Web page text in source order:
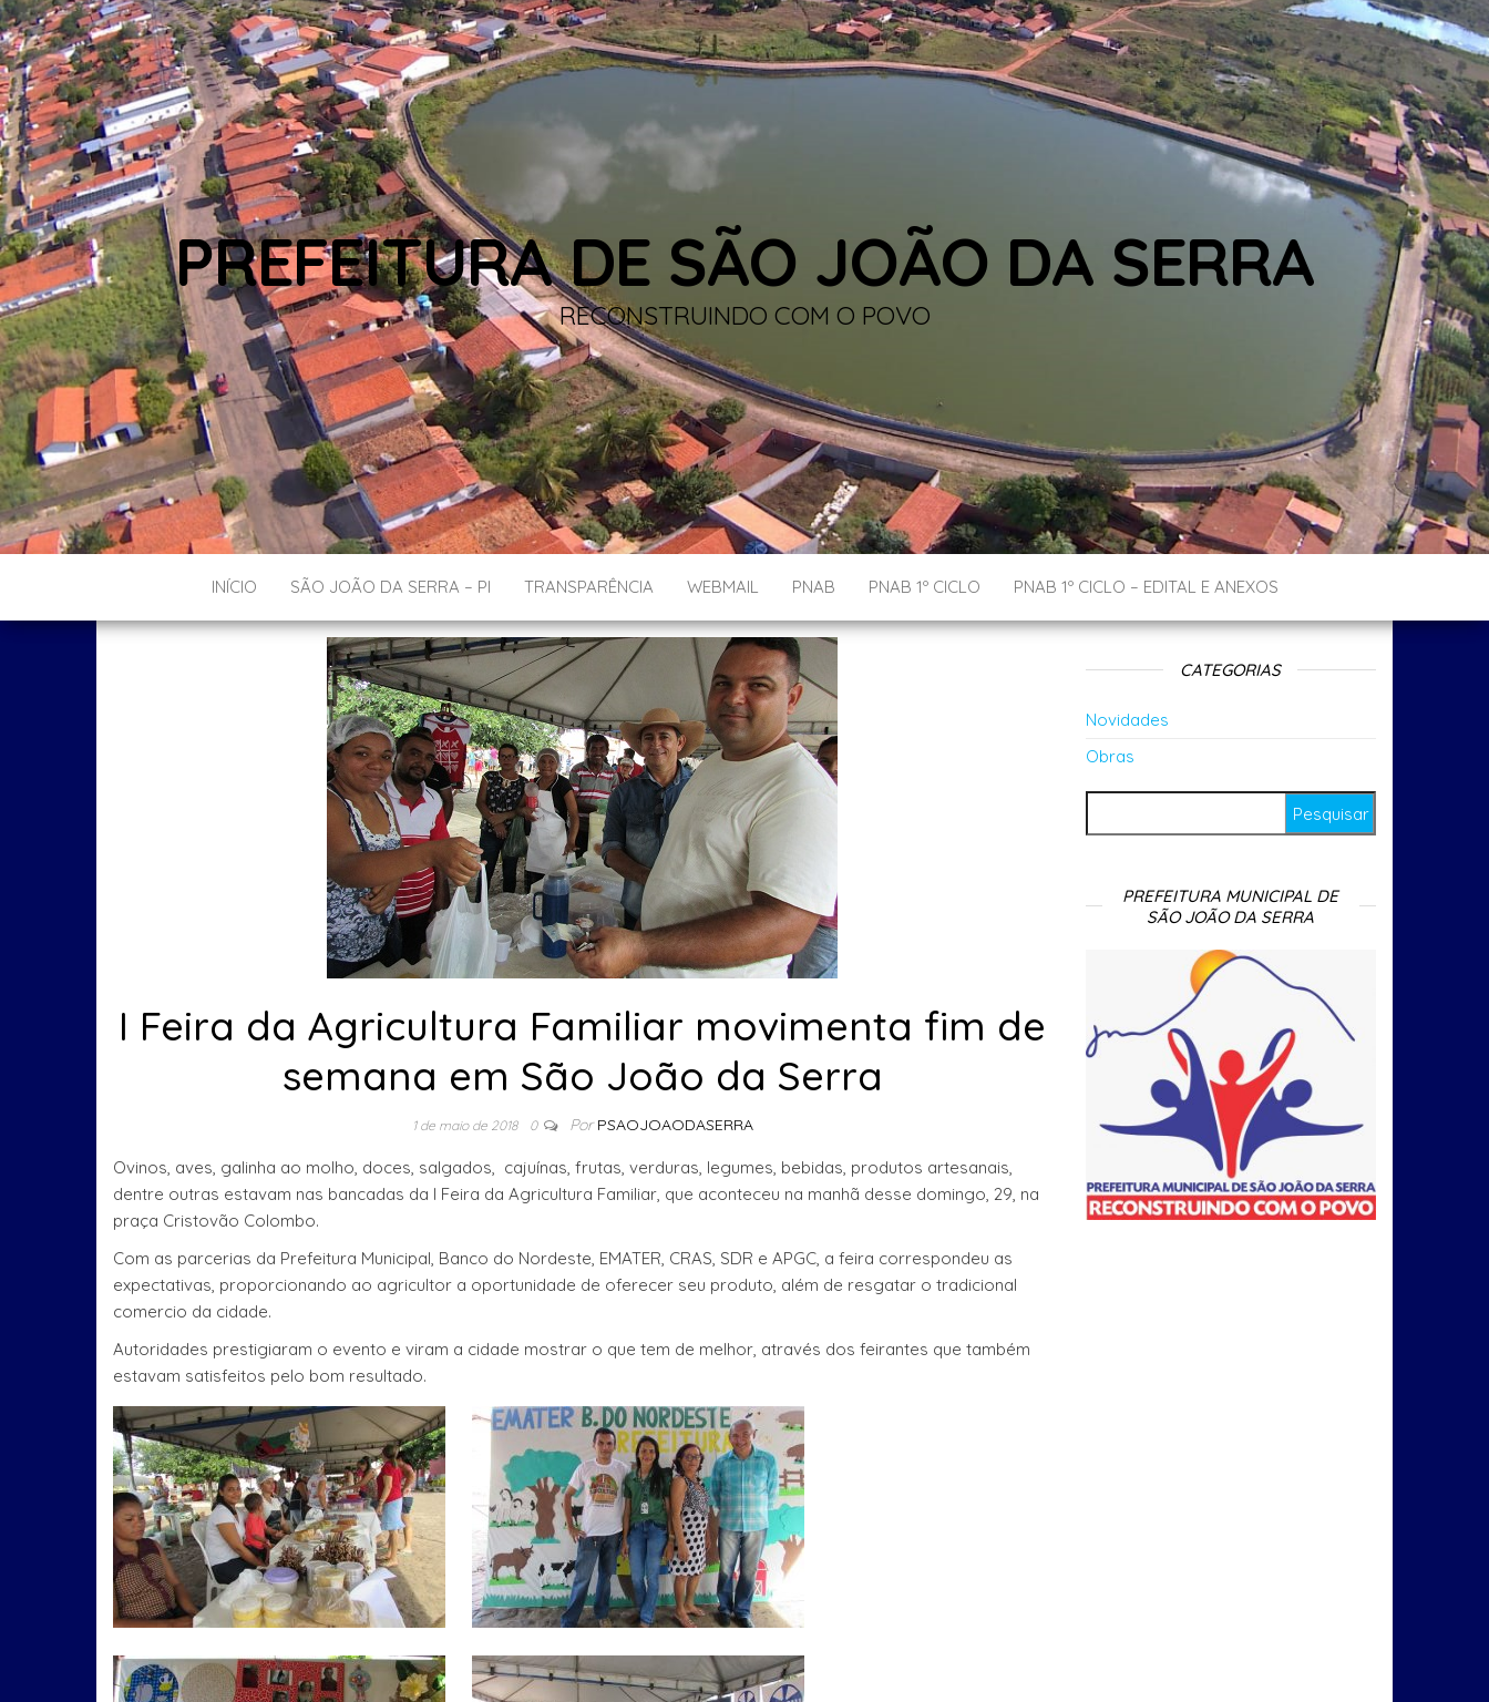
PREFEITURA DE SÃO JOÃO DA SERRA
RECONSTRUINDO COM O POVO
INÍCIO SÃO JOÃO DA SERRA – PI TRANSPARÊNCIA WEBMAIL PNAB PNAB 1º CICLO PNAB 1º CICLO – EDITAL E ANEXOS
I Feira da Agricultura Familiar movimenta fim de
semana em São João da Serra
1 de maio de 2018 0 Por PSAOJOAODASERRA
Ovinos, aves, galinha ao molho, doces, salgados, cajuínas, frutas, verduras, legumes, bebidas, produtos artesanais,
dentre outras estavam nas bancadas da I Feira da Agricultura Familiar, que aconteceu na manhã desse domingo, 29, na
praça Cristovão Colombo.
Com as parcerias da Prefeitura Municipal, Banco do Nordeste, EMATER, CRAS, SDR e APGC, a feira correspondeu as
expectativas, proporcionando ao agricultor a oportunidade de oferecer seu produto, além de resgatar o tradicional
comercio da cidade.
Autoridades prestigiaram o evento e viram a cidade mostrar o que tem de melhor, através dos feirantes que também
estavam satisfeitos pelo bom resultado.
CATEGORIAS
Novidades
Obras
PREFEITURA MUNICIPAL DE
SÃO JOÃO DA SERRA